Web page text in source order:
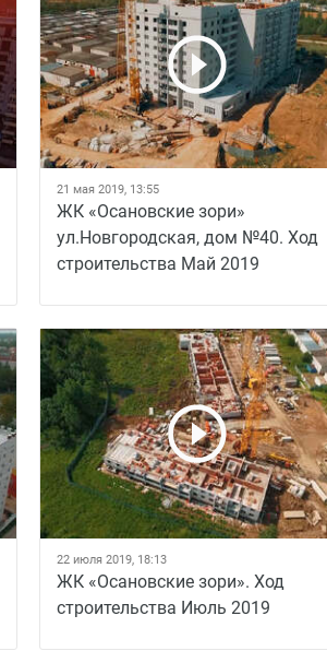
21 мая 2019, 13:55
ЖК «Осановские зори»
ул.Новгородская, дом №40. Ход
строительства Май 2019
22 июля 2019, 18:13
ЖК «Осановские зори». Ход
строительства Июль 2019